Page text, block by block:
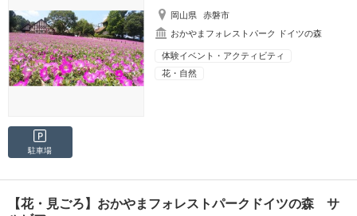
岡山県
赤磐市
おかやまフォレストパーク ドイツの森
体験イベント・アクティビティ
花・自然
駐車場
【花・見ごろ】おかやまフォレストパークドイツの森 サ